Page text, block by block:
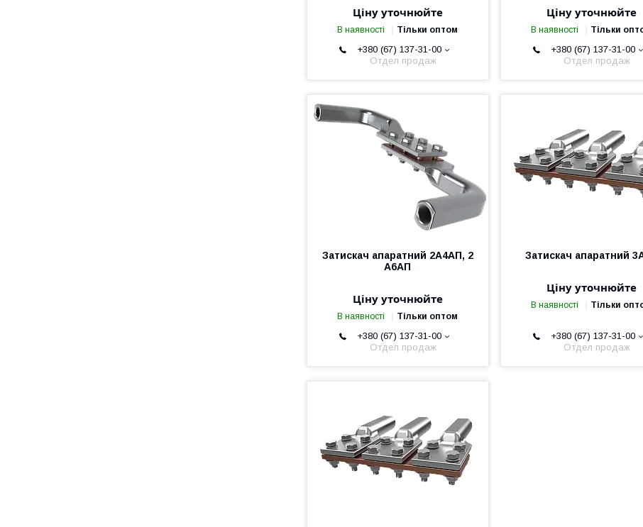
Ціну уточнюйте
В наявності Тільки оптом
+380 (67) 137-31-00
Отдел продаж
Ціну уточнюйте
В наявності Тільки
+380 (67) 137-31-00
Отдел продаж
Затискач апаратний 2А4АП, 2
А6АП
Ціну уточнюйте
В наявності Тільки оптом
+380 (67) 137-31-00
Отдел продаж
Затискач апаратний
Ціну уточнюйте
В наявності Тільки
+380 (67) 137-31-00
Отдел продаж